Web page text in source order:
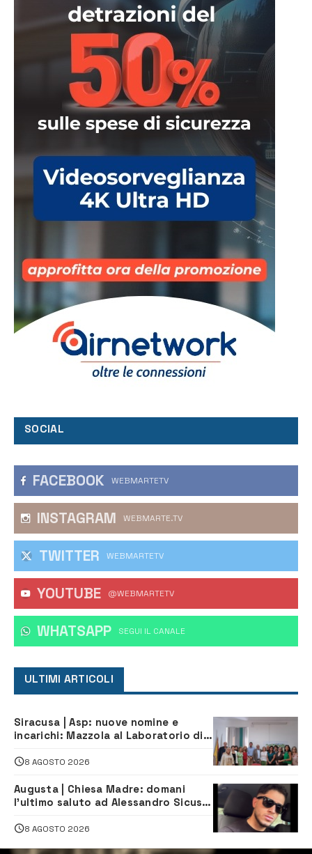
SOCIAL
FACEBOOK WEBMARTETV
INSTAGRAM WEBMARTE.TV
TWITTER WEBMARTETV
YOUTUBE @WEBMARTETV
WHATSAPP ‎SEGUI IL CANALE
ULTIMI ARTICOLI
Siracusa | Asp: nuove nomine e
incarichi: Mazzola al Laboratorio di
Servizio Legale
8 AGOSTO 2026
Augusta | Chiesa Madre: domani
l’ultimo saluto ad Alessandro Sicuso,
8 AGOSTO 2026